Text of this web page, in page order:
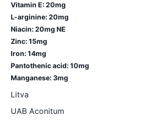
Vitamin E: 20mg
L-arginine: 20mg
Niacin: 20mg NE
Zinc: 15mg
Iron: 14mg
Pantothenic acid: 10mg
Manganese: 3mg
Litva
UAB Aconitum